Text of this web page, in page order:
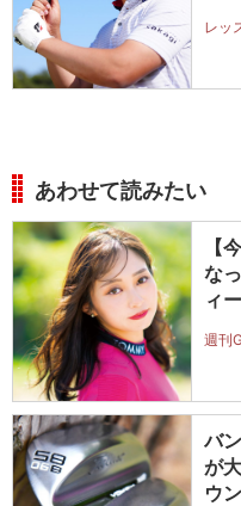
レッ
あわせて読みたい
【
な
ィ
週刊
バ
が
ウ